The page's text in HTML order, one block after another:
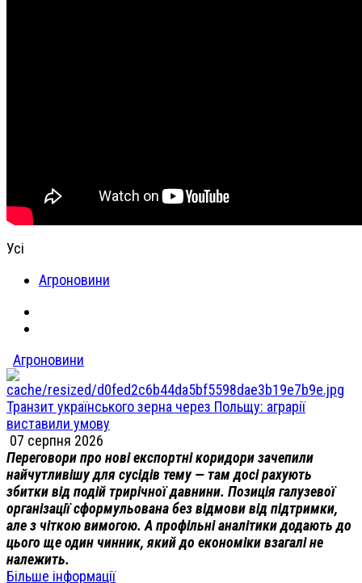
Усі
Агроновини
Агроновини
Транзит українського зерна через Польщу: аграрії
виставили умову
07 серпня 2026
Переговори про нові експортні коридори зачепили
найчутливішу для сусідів тему — там досі рахують
збитки від подій трирічної давнини. Позиція галузевої
організації сформульована без відмови від підтримки,
але з чіткою вимогою. А профільні аналітики додають до
цього ще один чинник, який до економіки взагалі не
належить.
Більше інформації